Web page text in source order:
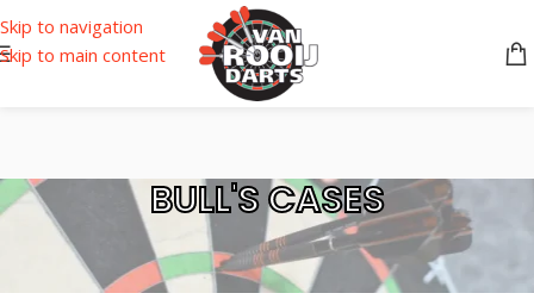
Skip to navigation
Skip to main content
BULL'S CASES